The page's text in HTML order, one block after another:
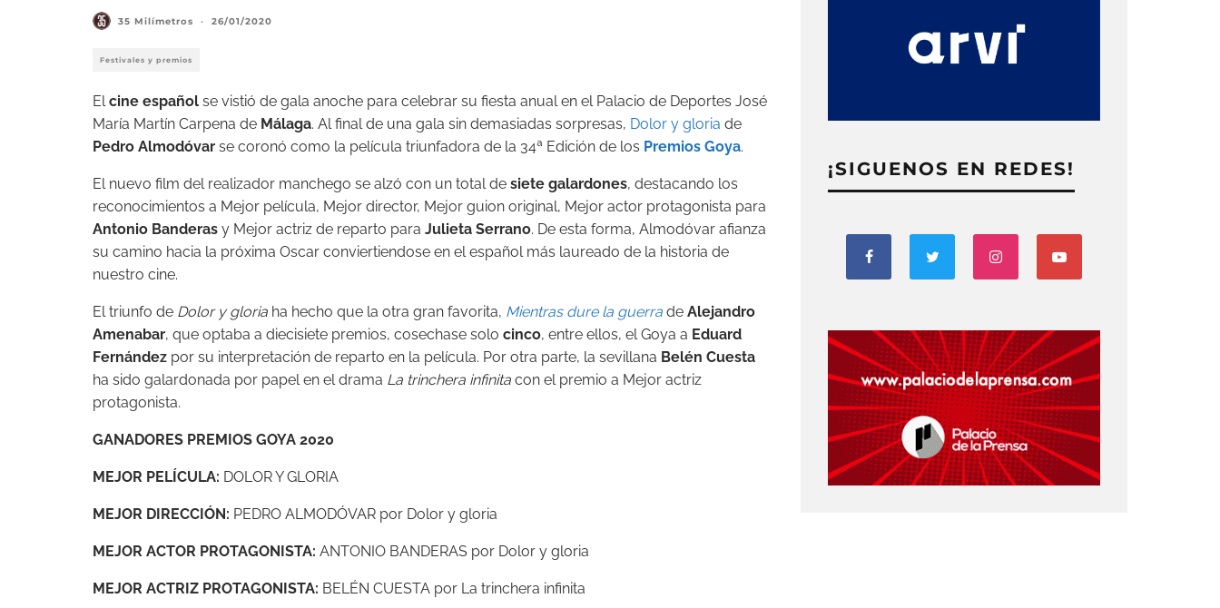
35 Milímetros · 26/01/2020
Festivales y premios
Elcine español se vistió de gala anoche para celebrar su fiesta anual en el Palacio de Deportes José
María Martín Carpena de Málaga. Al final de una gala sin demasiadas sorpresas, Dolor y gloria de
Pedro Almodóvar se coronó como la película triunfadora de la 34ª Edición de los Premios Goya.
El nuevo film del realizador manchego se alzó con un total de siete galardones, destacando los
reconocimientos a Mejor película, Mejor director, Mejor guion original, Mejor actor protagonista para
Antonio Banderas y Mejor actriz de reparto para Julieta Serrano. De esta forma, Almodóvar afianza
su camino hacia la próxima Oscar conviertiendose en el español más laureado de la historia de
nuestro cine.
El triunfo de Dolor y gloria ha hecho que la otra gran favorita, Mientras dure la guerra de Alejandro
Amenabar, que optaba a diecisiete premios, cosechase solo cinco, entre ellos, el Goya a Eduard
Fernández por su interpretación de reparto en la película. Por otra parte, la sevillana Belén Cuesta
ha sido galardonada por papel en el drama La trinchera infinita con el premio a Mejor actriz
protagonista.
GANADORES PREMIOS GOYA 2020
MEJOR PELÍCULA: DOLOR Y GLORIA
MEJOR DIRECCIÓN: PEDRO ALMODÓVAR por Dolor y gloria
MEJOR ACTOR PROTAGONISTA: ANTONIO BANDERAS por Dolor y gloria
MEJOR ACTRIZ PROTAGONISTA: BELÉN CUESTA por La trinchera infinita
¡SIGUENOS EN REDES!